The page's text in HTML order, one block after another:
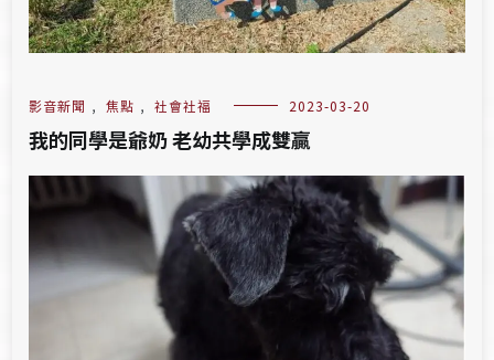
影音新聞 , 焦點 , 社會社福 2023-03-20
我的同學是爺奶 老幼共學成雙贏